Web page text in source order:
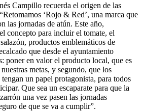
Campillo recuerda el origen de las
‘Rojo & Red’, una marca que
las jornadas de atún. Este año,
concepto para incluir el tomate, el
productos emblemáticos de
que desde el ayuntamiento
poner en valor el producto local, que es
metas, y segundo, que los
un papel protagonista, para todos
Que sea un escaparate para que la
una vez pasen las jornadas
de que se va a cumplir”.